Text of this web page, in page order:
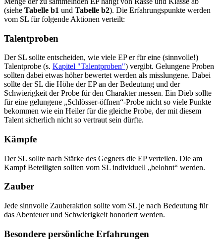
(siehe Tabelle b1 und Tabelle b2). Die Erfahrungspunkte werden
vom SL für folgende Aktionen verteilt:
Talentproben
Der SL sollte entscheiden, wie viele EP er für eine (sinnvolle!)
Talentprobe (s. Kapitel "Talentproben") vergibt. Gelungene Proben
sollten dabei etwas höher bewertet werden als misslungene. Dabei
sollte der SL die Höhe der EP an der Bedeutung und der
Schwierigkeit der Probe für den Charakter messen. Ein Dieb sollte
für eine gelungene „Schlösser-öffnen“-Probe nicht so viele Punkte
bekommen wie ein Heiler für die gleiche Probe, der mit diesem
Talent sicherlich nicht so vertraut sein dürfte.
Kämpfe
Der SL sollte nach Stärke des Gegners die EP verteilen. Die am
Kampf Beteiligten sollten vom SL individuell „belohnt“ werden.
Zauber
Jede sinnvolle Zauberaktion sollte vom SL je nach Bedeutung für
das Abenteuer und Schwierigkeit honoriert werden.
Besondere persönliche Erfahrungen